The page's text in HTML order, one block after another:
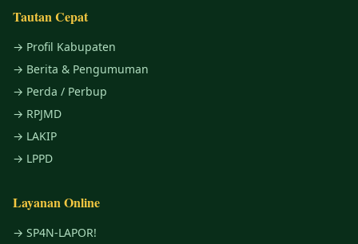
Tautan Cepat
→ Profil Kabupaten
→ Berita & Pengumuman
→ Perda / Perbup
→ RPJMD
→ LAKIP
→ LPPD
Layanan Online
→ SP4N-LAPOR!